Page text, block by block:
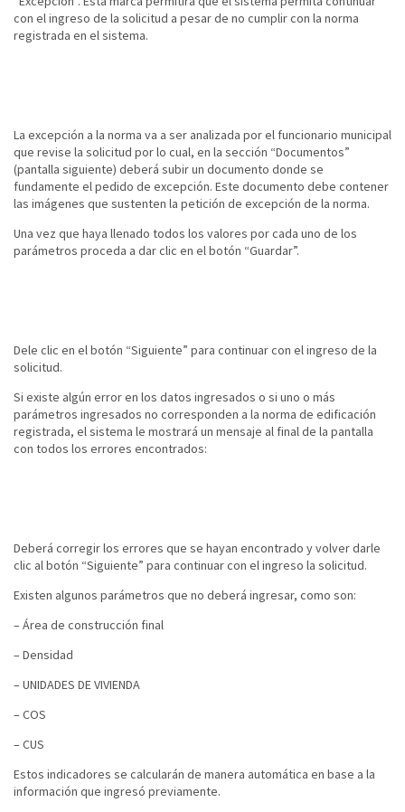
con el ingreso de la solicitud a pesar de no cumplir con la norma
registrada en el sistema.
La excepción a la norma va a ser analizada por el funcionario municipal
que revise la solicitud por lo cual, en la sección “Documentos”
(pantalla siguiente) deberá subir un documento donde se
fundamente el pedido de excepción. Este documento debe contener
las imágenes que sustenten la petición de excepción de la norma.
Una vez que haya llenado todos los valores por cada uno de los
parámetros proceda a dar clic en el botón “Guardar”.
Dele clic en el botón “Siguiente” para continuar con el ingreso de la
solicitud.
Si existe algún error en los datos ingresados o si uno o más
parámetros ingresados no corresponden a la norma de edificación
registrada, el sistema le mostrará un mensaje al final de la pantalla
con todos los errores encontrados:
Deberá corregir los errores que se hayan encontrado y volver darle
clic al botón “Siguiente” para continuar con el ingreso la solicitud.
Existen algunos parámetros que no deberá ingresar, como son:
– Área de construcción final
– Densidad
– UNIDADES DE VIVIENDA
– COS
– CUS
Estos indicadores se calcularán de manera automática en base a la
información que ingresó previamente.